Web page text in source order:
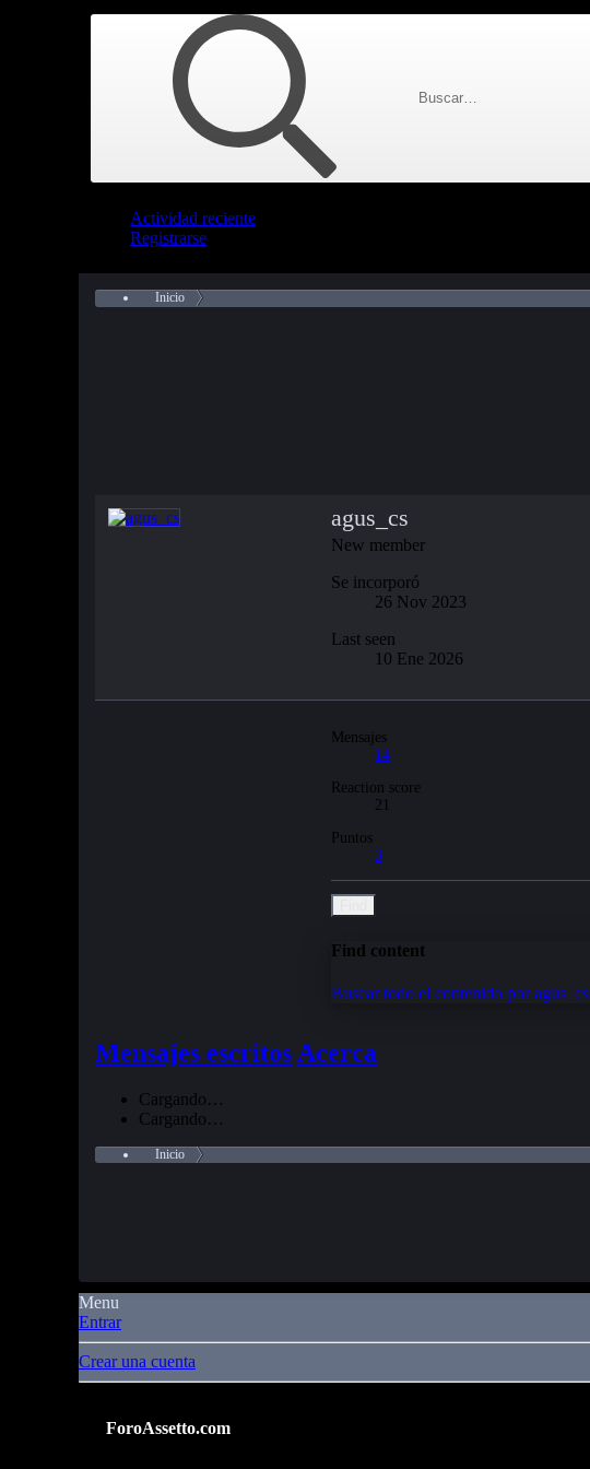
Actividad reciente
Registrarse
Inicio
agus_cs
New member
Se incorporó
26 Nov 2023
Last seen
10 Ene 2026
Mensajes
14
Reaction score
21
Puntos
3
Find content
Buscar todo el contenido por agus_cs
Mensajes escritos Acerca
Cargando…
Cargando…
Inicio
Menu
Entrar
Crear una cuenta
ForoAssetto.com